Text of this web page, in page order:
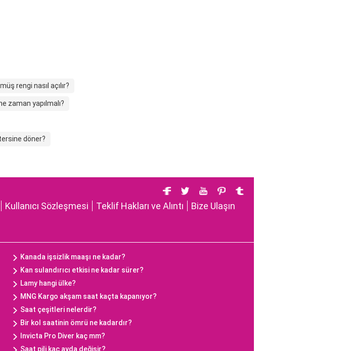
rengi nasıl açılır?
zaman yapılmalı?
döner?
Kullanıcı Sözleşmesi Teklif Hakları ve Alıntı Bize Ulaşın
Kanada işsizlik maaşı ne kadar?
Kan sulandırıcı etkisi ne kadar sürer?
Lamy hangi ülke?
MNG Kargo akşam saat kaçta kapanıyor?
Saat çeşitleri nelerdir?
Bir kol saatinin ömrü ne kadardır?
Invicta Pro Diver kaç mm?
Saat pili kaç ayda değişir?